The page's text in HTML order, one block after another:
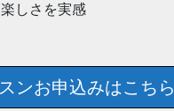
しさを実感
ンお申込みはこちら